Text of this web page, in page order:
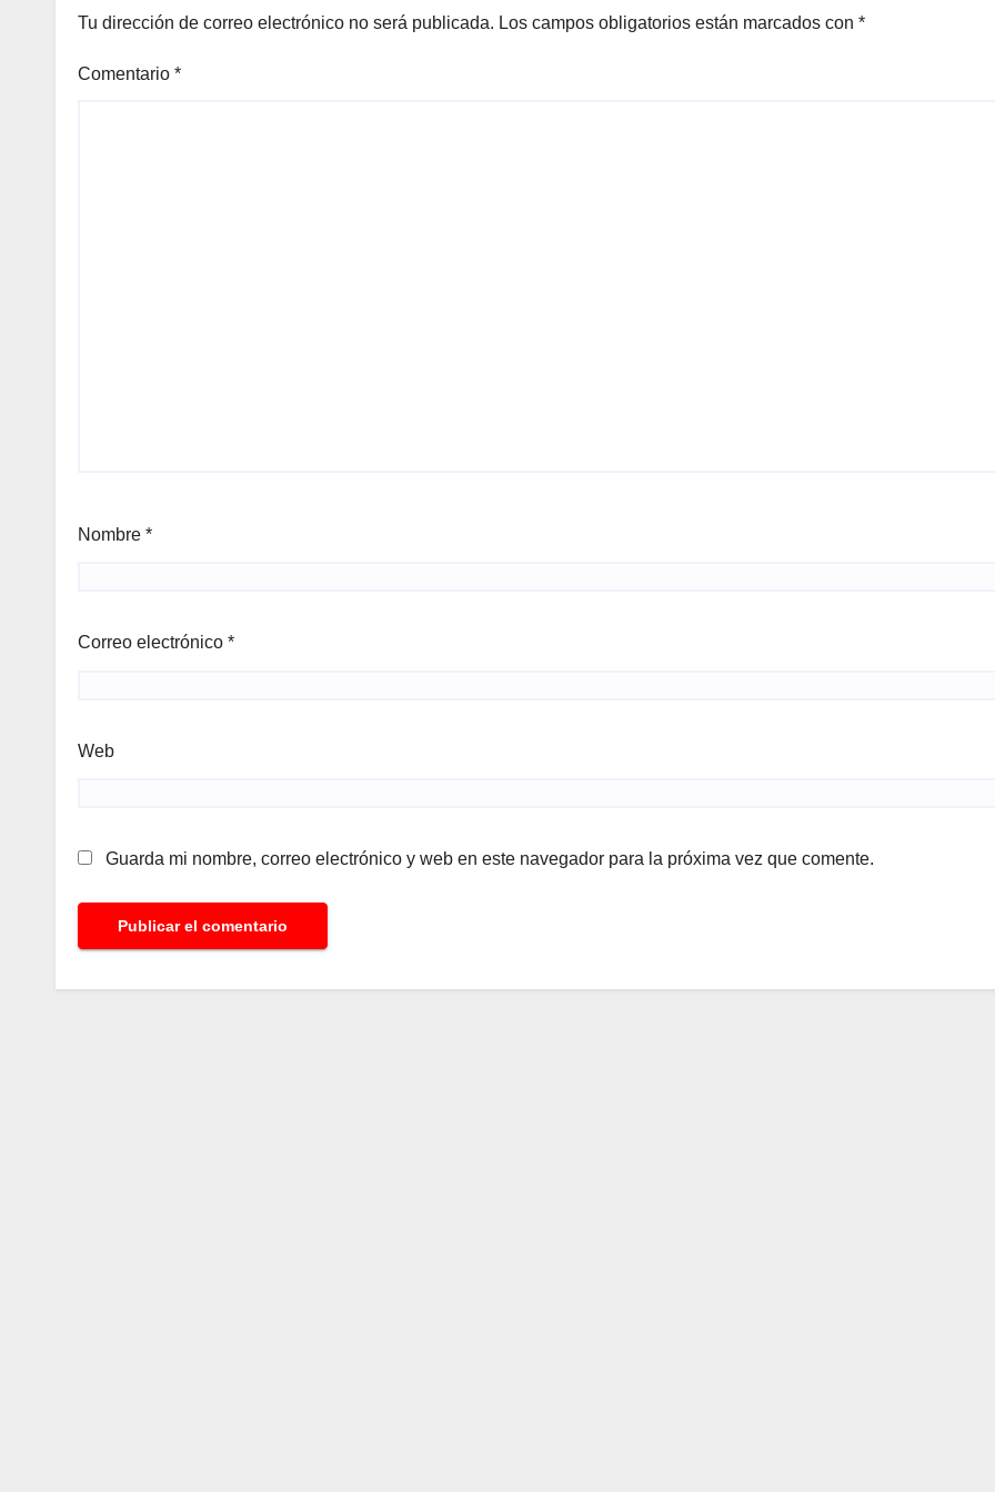
antes del
Tu dirección de correo electrónico no será publicada. Los campos obligatorios están marcados con *
Comentario *
Nombre *
Correo electrónico *
Web
Guarda mi nombre, correo electrónico y web en este navegador para la próxima vez que comente.